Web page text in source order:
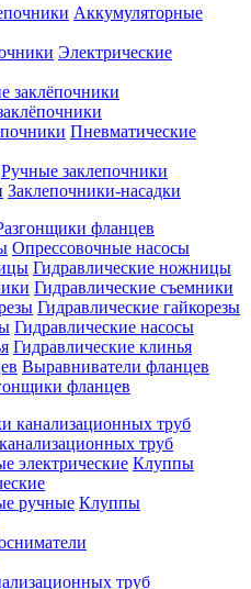
Аккумуляторные
Электрические
Пневматические
Ручные заклепочники
Заклепочники-насадки
фланцев
Опрессовочные насосы
Гидравлические ножницы
Гидравлические съемники
Гидравлические гайкорезы
Гидравлические насосы
Гидравлические клинья
Выравниватели фланцев
фланцев
труб
Клуппы
Клуппы